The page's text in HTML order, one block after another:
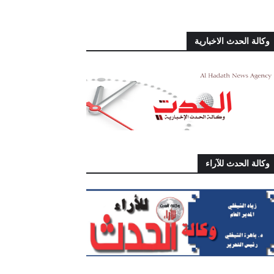
وكالة الحدث الاخبارية
وكالة الحدث للآراء